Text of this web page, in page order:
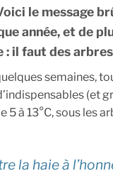
le message
année, et de
: il faut des
semaines,
(et
à 13°C, sous les
la haie à